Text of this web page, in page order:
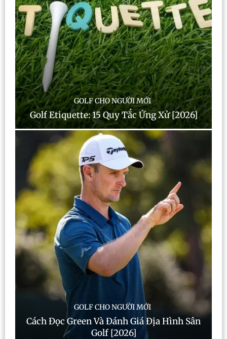
GOLF CHO NGƯỜI MỚI
Golf Etiquette: 15 Quy Tắc Ứng Xử [2026]
GOLF CHO NGƯỜI MỚI
Cách Đọc Green Và Đánh Giá Địa Hình Sân
Golf [2026]